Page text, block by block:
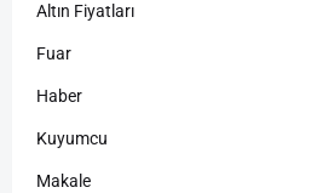
Altın Fiyatları
Fuar
Haber
Kuyumcu
Makale